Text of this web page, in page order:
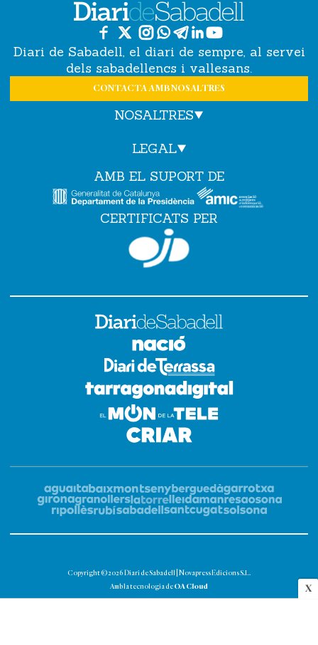
X
Diari de Sabadell, el diari de sempre, al servei
dels sabadellencs i vallesans.
CONTACTA AMB NOSALTRES
NOSALTRES
LEGAL
AMB EL SUPORT DE
CERTIFICATS PER
Copyright © 2026 Diari de Sabadell | Novapress Edicions S.L.
Amb la tecnologia de OA Cloud